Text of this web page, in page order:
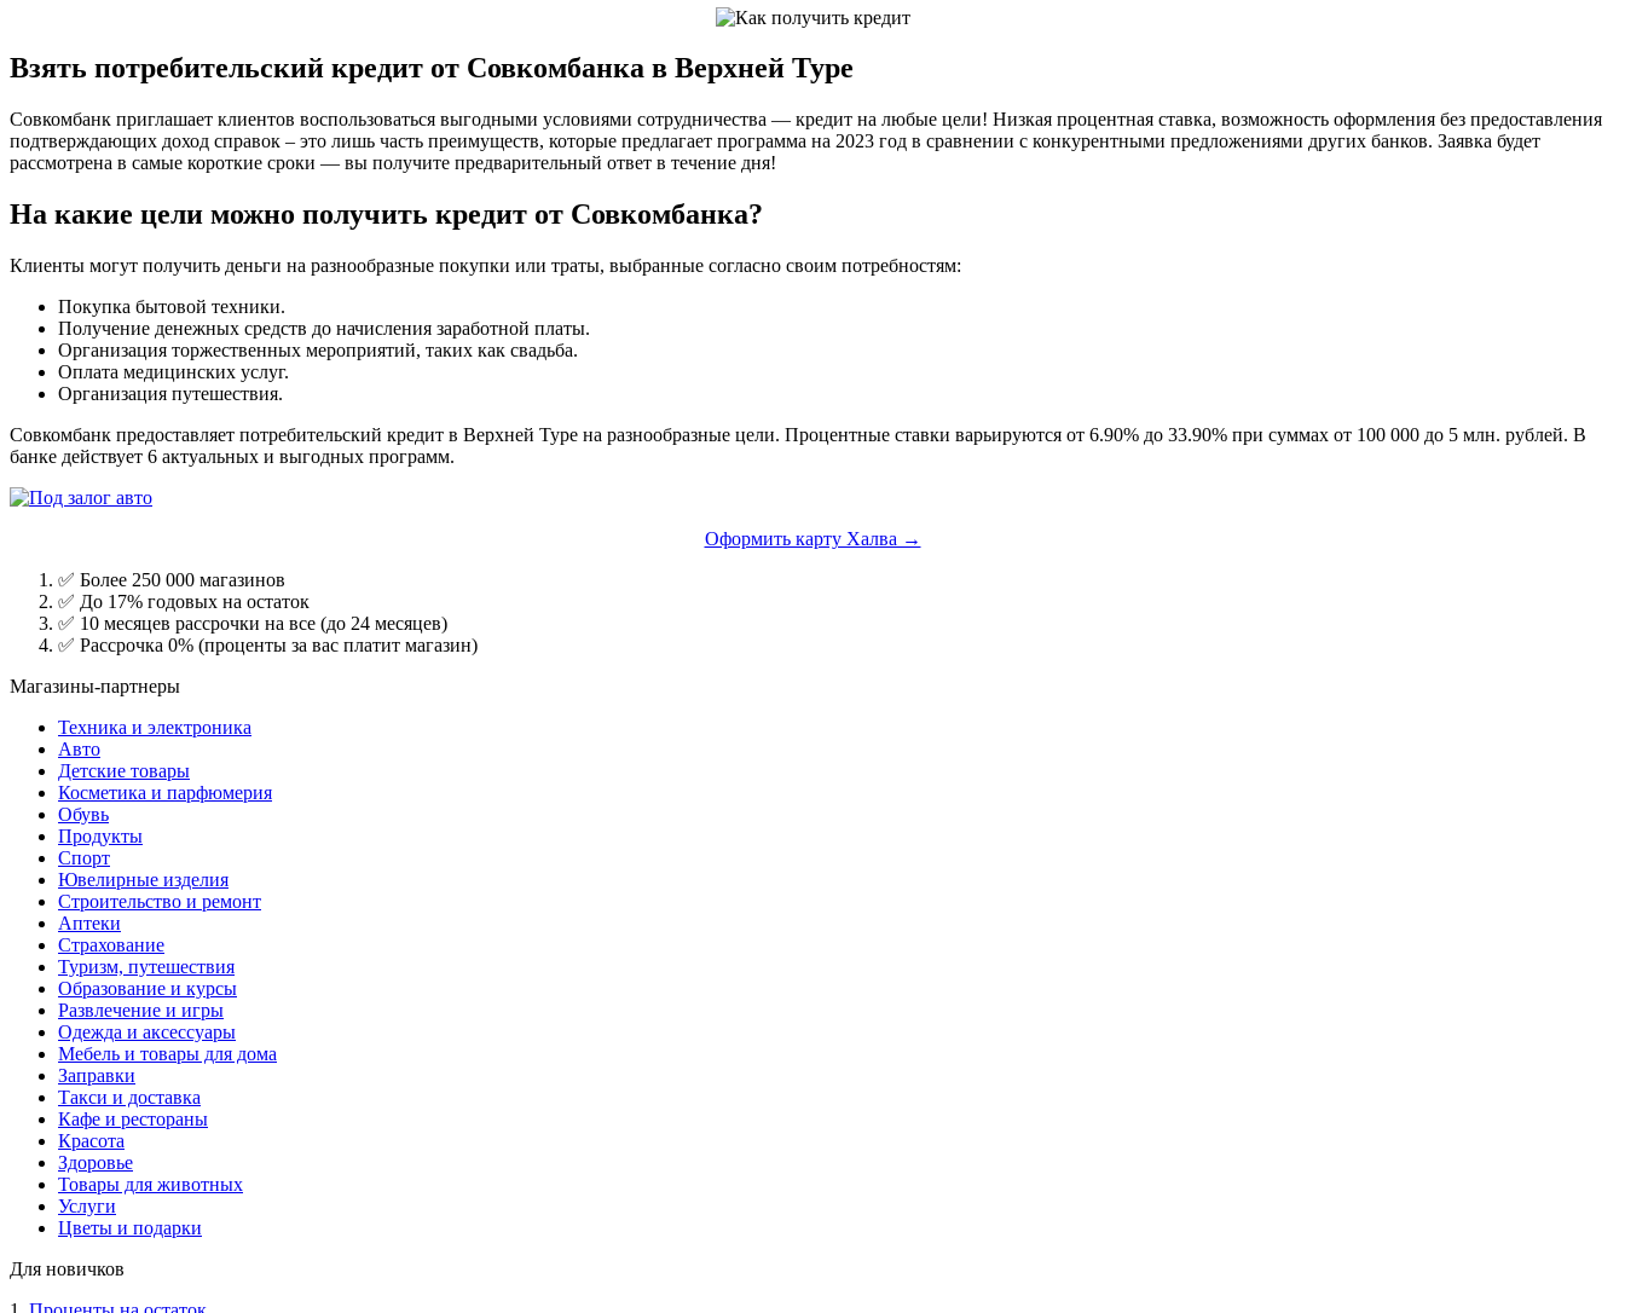
Взять потребительский кредит от Совкомбанка в Верхней Туре
Совкомбанк приглашает клиентов воспользоваться выгодными условиями сотрудничества — кредит на любые цели! Низкая процентная ставка, возможность оформления без предоставления
подтверждающих доход справок – это лишь часть преимуществ, которые предлагает программа на 2023 год в сравнении с конкурентными предложениями других банков. Заявка будет
рассмотрена в самые короткие сроки — вы получите предварительный ответ в течение дня!
На какие цели можно получить кредит от Совкомбанка?
Клиенты могут получить деньги на разнообразные покупки или траты, выбранные согласно своим потребностям:
Покупка бытовой техники.
Получение денежных средств до начисления заработной платы.
Организация торжественных мероприятий, таких как свадьба.
Оплата медицинских услуг.
Организация путешествия.
Совкомбанк предоставляет потребительский кредит в Верхней Туре на разнообразные цели. Процентные ставки варьируются от 6.90% до 33.90% при суммах от 100 000 до 5 млн. рублей. В
банке действует 6 актуальных и выгодных программ.
Оформить карту Халва →
✅ Более 250 000 магазинов
✅ До 17% годовых на остаток
✅ 10 месяцев рассрочки на все (до 24 месяцев)
✅ Рассрочка 0% (проценты за вас платит магазин)
Магазины-партнеры
Техника и электроника
Авто
Детские товары
Косметика и парфюмерия
Обувь
Продукты
Спорт
Ювелирные изделия
Строительство и ремонт
Аптеки
Страхование
Туризм, путешествия
Образование и курсы
Развлечение и игры
Одежда и аксессуары
Мебель и товары для дома
Заправки
Такси и доставка
Кафе и рестораны
Красота
Здоровье
Товары для животных
Услуги
Цветы и подарки
Для новичков